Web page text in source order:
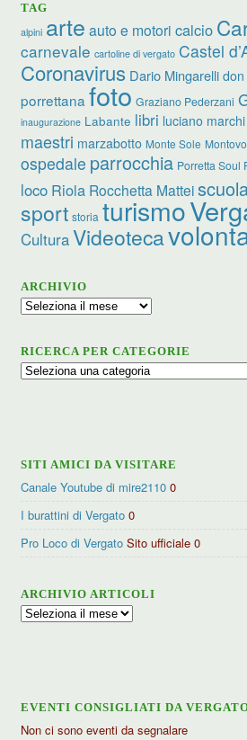
TAG
alpini arte auto e motori calcio
carnevale cartoline di vergato Castel
Coronavirus Dario Mingarelli
porrettana foto Graziano Pederzani
inaugurazione Labante libri luciano marchi
maestri marzabotto Monte Sole
ospedale parrocchia Porretta Soul
loco Riola Rocchetta Mattei
sport storia turismo
CulturaVideoteca
ARCHIVIO
Archivio
RICERCA PER CATEGORIE
Ricerca
SITI AMICI DA VISITARE
Canale Youtube di mire2110 0
I burattini di Vergato 0
Pro Loco di Vergato Sito ufficiale 0
ARCHIVIO ARTICOLI
Archivio
EVENTI CONSIGLIATI DA
Non ci sono eventi da segnalare